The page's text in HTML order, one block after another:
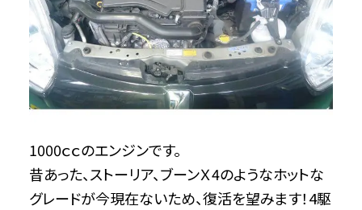
1000ｃｃのエンジンです。
昔あった、ストーリア、ブーンＸ4のようなホットな
グレードが今現在ないため、復活を望みます！4駆